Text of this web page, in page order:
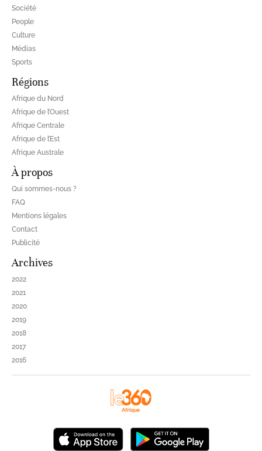
Société
People
Culture
Médias
Sports
Régions
Afrique du Nord
Afrique de l’Ouest
Afrique Centrale
Afrique de l’Est
Afrique Australe
À propos
Qui sommes-nous ?
FAQ
Mentions légales
Contact
Publicité
Archives
2022
2021
2020
2019
2018
2017
2016